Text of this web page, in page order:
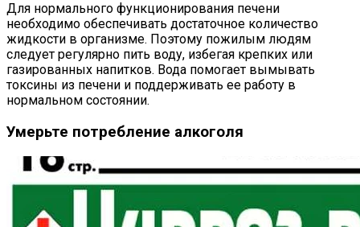
Для нормального функционирования печени
необходимо обеспечивать достаточное количество
жидкости в организме. Поэтому пожилым людям
следует регулярно пить воду, избегая крепких или
газированных напитков. Вода помогает вымывать
токсины из печени и поддерживать ее работу в
нормальном состоянии.
Умерьте потребление алкоголя